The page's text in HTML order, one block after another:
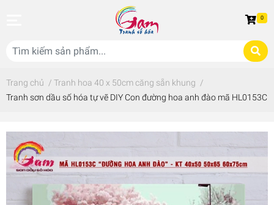
0
Trang chủ / Tranh hoa 40 x 50cm căng sẵn khung /
Tranh sơn dầu số hóa tự vẽ DIY Con đường hoa anh đào mã HL0153C